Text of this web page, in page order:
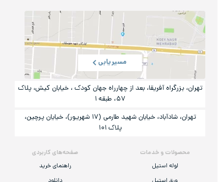
محصولات و خدمات
لوله استیل
صفحه‌های کاربردی
راهنمای خرید
مسیریابی
تهران، بزرگراه آفریقا، بعد از چهارراه جهان کودک ، خیابان کیش، پلاک
۵۷، طبقه ۱
تهران، شادآباد، خیابان شهید طارمی (۱۷ شهریور)، خیایان پرچین،
پلاک ۱۰۱